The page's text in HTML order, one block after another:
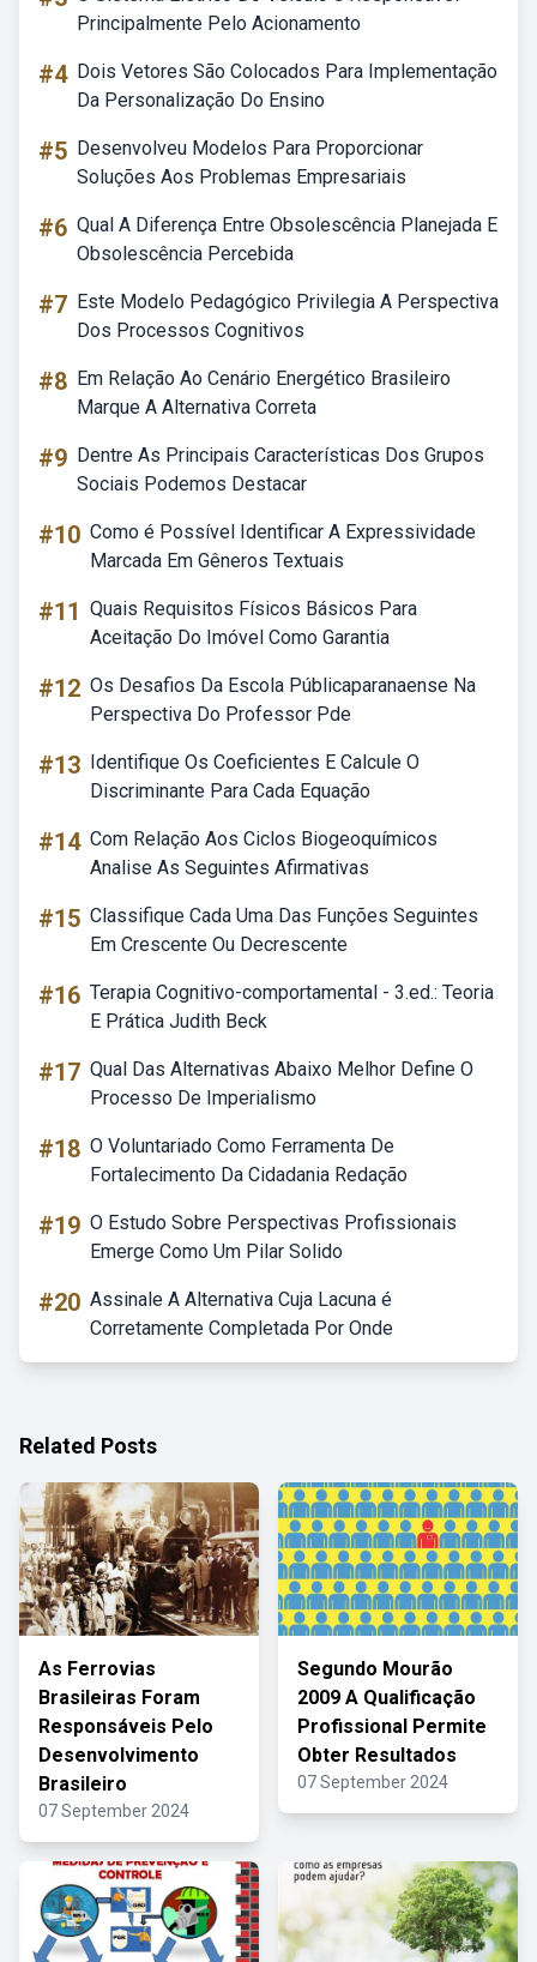
Principalmente Pelo Acionamento
#4 Dois Vetores São Colocados Para Implementação
Da Personalização Do Ensino
#5 Desenvolveu Modelos Para Proporcionar
Soluções Aos Problemas Empresariais
#6 Qual A Diferença Entre Obsolescência Planejada E
Obsolescência Percebida
#7 Este Modelo Pedagógico Privilegia A Perspectiva
Dos Processos Cognitivos
#8 Em Relação Ao Cenário Energético Brasileiro
Marque A Alternativa Correta
#9 Dentre As Principais Características Dos Grupos
Sociais Podemos Destacar
#10 Como é Possível Identificar A Expressividade
Marcada Em Gêneros Textuais
#11 Quais Requisitos Físicos Básicos Para
Aceitação Do Imóvel Como Garantia
#12 Os Desafios Da Escola Públicaparanaense Na
Perspectiva Do Professor Pde
#13 Identifique Os Coeficientes E Calcule O
Discriminante Para Cada Equação
#14 Com Relação Aos Ciclos Biogeoquímicos
Analise As Seguintes Afirmativas
#15 Classifique Cada Uma Das Funções Seguintes
Em Crescente Ou Decrescente
#16 Terapia Cognitivo-comportamental - 3.ed.: Teoria
E Prática Judith Beck
#17 Qual Das Alternativas Abaixo Melhor Define O
Processo De Imperialismo
#18 O Voluntariado Como Ferramenta De
Fortalecimento Da Cidadania Redação
#19 O Estudo Sobre Perspectivas Profissionais
Emerge Como Um Pilar Solido
#20 Assinale A Alternativa Cuja Lacuna é
Corretamente Completada Por Onde
Related Posts
As Ferrovias
Brasileiras Foram
Responsáveis Pelo
Desenvolvimento
Brasileiro
07 September 2024
Segundo Mourão
2009 A Qualificação
Profissional Permite
Obter Resultados
07 September 2024